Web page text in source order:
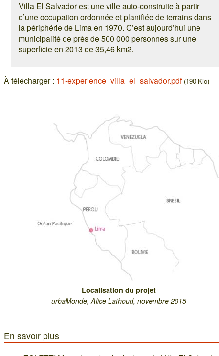
Villa El Salvador est une ville auto-construite à partir
d’une occupation ordonnée et planifiée de terrains dans
la périphérie de Lima en 1970. C’est aujourd’hui une
municipalité de près de 500 000 personnes sur une
superficie en 2013 de 35,46 km2.
À télécharger : 11-experience_villa_el_salvador.pdf (190 Kio)
Localisation du projet
urbaMonde, Alice Lathoud, novembre 2015
En savoir plus